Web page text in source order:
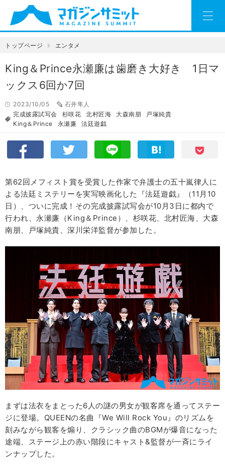
トップページ エンタメ
King＆Prince永瀬廉は歯磨き大好き 1日マ
ックス6回か7回
2023/10/05
石井隼人
完成披露試写会
杉咲花 北村匠海 大森南朋
戸塚純貴
King＆Prince
永瀬廉 法廷遊戯
第62回メフィスト賞を受賞した作家で弁護士の五十嵐律人に
よる法廷ミステリーを実写映画化した『法廷遊戯』（11月10
日）、ついに完成！その完成披露試写会が10月3日に都内で
行われ、永瀬廉（King＆Prince）、杉咲花、北村匠海、大森
南朋、戸塚純貴、深川栄洋監督が参加した。
まずは法衣をまとった6人の謎の男女が観客席を通ってステー
ジに登場。QUEENの名曲『We Will Rock You』のリズムを
刻みながら観客を煽り、クラシック曲のBGMが爆音になった
途端、ステージ上の赤い階段にキャスト&監督が一斉にライ
ンナップした。